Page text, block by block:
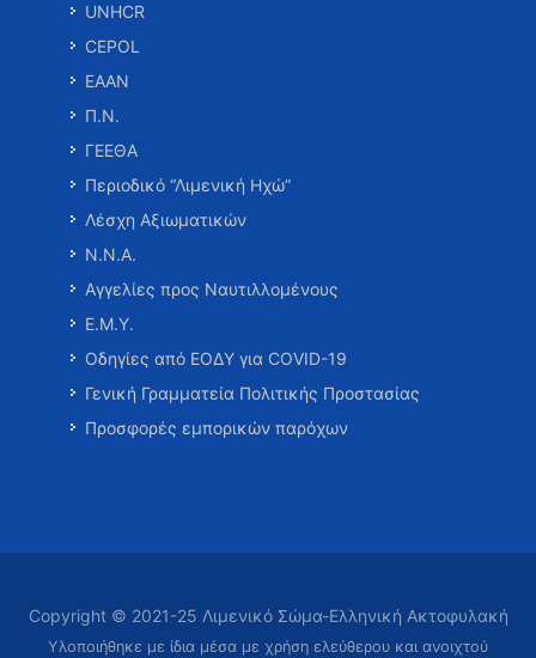
UNHCR
CEPOL
ΕΑΑΝ
Π.Ν.
ΓΕΕΘΑ
Περιοδικό “Λιμενική Ηχώ”
Λέσχη Αξιωματικών
Ν.Ν.Α.
Αγγελίες προς Ναυτιλλομένους
Ε.Μ.Υ.
Οδηγίες από ΕΟΔΥ για COVID-19
Γενική Γραμματεία Πολιτικής Προστασίας
Προσφορές εμπορικών παρόχων
Copyright © 2021-25 Λιμενικό Σώμα-Ελληνική Ακτοφυλακή
Υλοποιήθηκε με ίδια μέσα με χρήση ελεύθερου και ανοιχτού